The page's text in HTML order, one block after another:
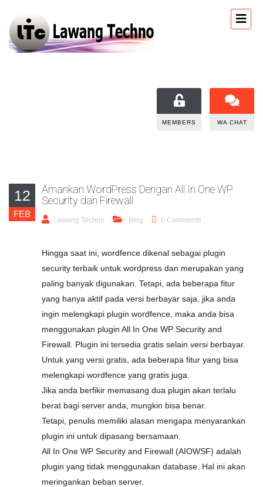
MEMBERS WA CHAT
12
FEB
Amankan WordPress Dengan All In One WP
Security dan Firewall
Lawang Techno Blog 0 Comments
Hingga saat ini, wordfence dikenal sebagai plugin
security terbaik untuk wordpress dan merupakan yang
paling banyak digunakan. Tetapi, ada beberapa fitur
yang hanya aktif pada versi berbayar saja. jika anda
ingin melengkapi plugin wordfence, maka anda bisa
menggunakan plugin All In One WP Security and
Firewall. Plugin ini tersedia gratis selain versi berbayar.
Untuk yang versi gratis, ada beberapa fitur yang bisa
melengkapi wordfence yang gratis juga.
Jika anda berfikir memasang dua plugin akan terlalu
berat bagi server anda, mungkin bisa benar.
Tetapi, penulis memiliki alasan mengapa menyarankan
plugin ini untuk dipasang bersamaan.
All In One WP Security and Firewall (AIOWSF) adalah
plugin yang tidak menggunakan database. Hal ini akan
meringankan beban server.